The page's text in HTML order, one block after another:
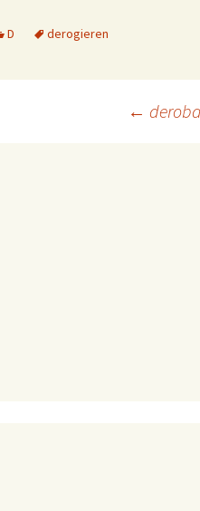
D derogieren
←